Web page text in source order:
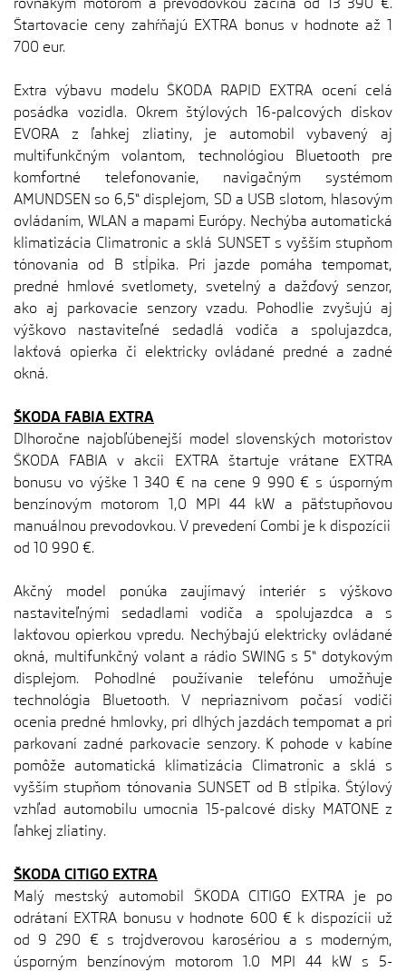
Štartovacie ceny zahŕňajú EXTRA bonus v hodnote až 1
700 eur.
Extra výbavu modelu ŠKODA RAPID EXTRA ocení celá
posádka vozidla. Okrem štýlových 16-palcových diskov
EVORA z ľahkej zliatiny, je automobil vybavený aj
multifunkčným volantom, technológiou Bluetooth pre
komfortné telefonovanie, navigačným systémom
AMUNDSEN so 6,5“ displejom, SD a USB slotom, hlasovým
ovládaním, WLAN a mapami Európy. Nechýba automatická
klimatizácia Climatronic a sklá SUNSET s vyšším stupňom
tónovania od B stĺpika. Pri jazde pomáha tempomat,
predné hmlové svetlomety, svetelný a dažďový senzor,
ako aj parkovacie senzory vzadu. Pohodlie zvyšujú aj
výškovo nastaviteľné sedadlá vodiča a spolujazdca,
lakťová opierka či elektricky ovládané predné a zadné
okná.
ŠKODA FABIA EXTRA
Dlhoročne najobľúbenejší model slovenských motoristov
ŠKODA FABIA v akcii EXTRA štartuje vrátane EXTRA
bonusu vo výške 1 340 € na cene 9 990 € s úsporným
benzínovým motorom 1,0 MPI 44 kW a päťstupňovou
manuálnou prevodovkou. V prevedení Combi je k dispozícii
od 10 990 €.
Akčný model ponúka zaujímavý interiér s výškovo
nastaviteľnými sedadlami vodiča a spolujazdca a s
lakťovou opierkou vpredu. Nechýbajú elektricky ovládané
okná, multifunkčný volant a rádio SWING s 5“ dotykovým
displejom. Pohodlné používanie telefónu umožňuje
technológia Bluetooth. V nepriaznivom počasí vodiči
ocenia predné hmlovky, pri dlhých jazdách tempomat a pri
parkovaní zadné parkovacie senzory. K pohode v kabíne
pomôže automatická klimatizácia Climatronic a sklá s
vyšším stupňom tónovania SUNSET od B stĺpika. Štýlový
vzhľad automobilu umocnia 15-palcové disky MATONE z
ľahkej zliatiny.
ŠKODA CITIGO EXTRA
Malý mestský automobil ŠKODA CITIGO EXTRA je po
odrátaní EXTRA bonusu v hodnote 600 € k dispozícii už
od 9 290 € s trojdverovou karosériou a s moderným,
úsporným benzínovým motorom 1.0 MPI 44 kW s 5-